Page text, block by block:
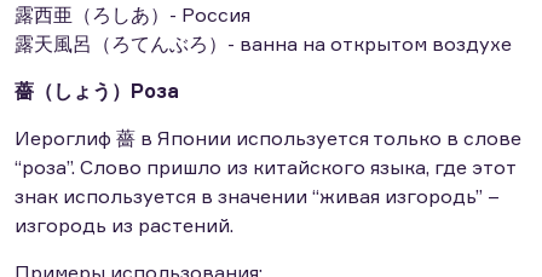
露西亜（ろしあ）- Россия
露天風呂（ろてんぶろ）- ванна на открытом воздухе
薔（しょう）Роза
Иероглиф 薔 в Японии используется только в слове
“роза”. Слово пришло из китайского языка, где этот
знак используется в значении “живая изгородь” –
изгородь из растений.
Примеры использования: